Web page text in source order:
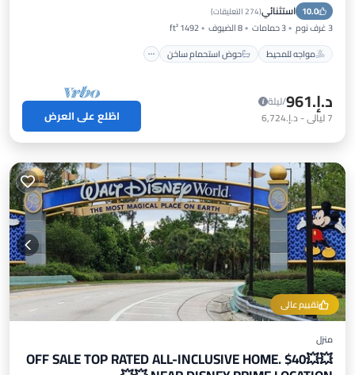
10.0 استثنائي(274 التعليقات )
3 غرف نوم 3 حمامات 8 الضيوف
1492 ft²
مواجه للمحيط
حوض استحمام ساخن
موقف سيارات
د.إ.‏961
/ليلة
7ليالي- د.إ.‏6,724 اطّلع على العرض
تقييم عالي
منزل
💥💥$40 OFF SALE TOP RATED ALL-INCLUSIVE HOME.